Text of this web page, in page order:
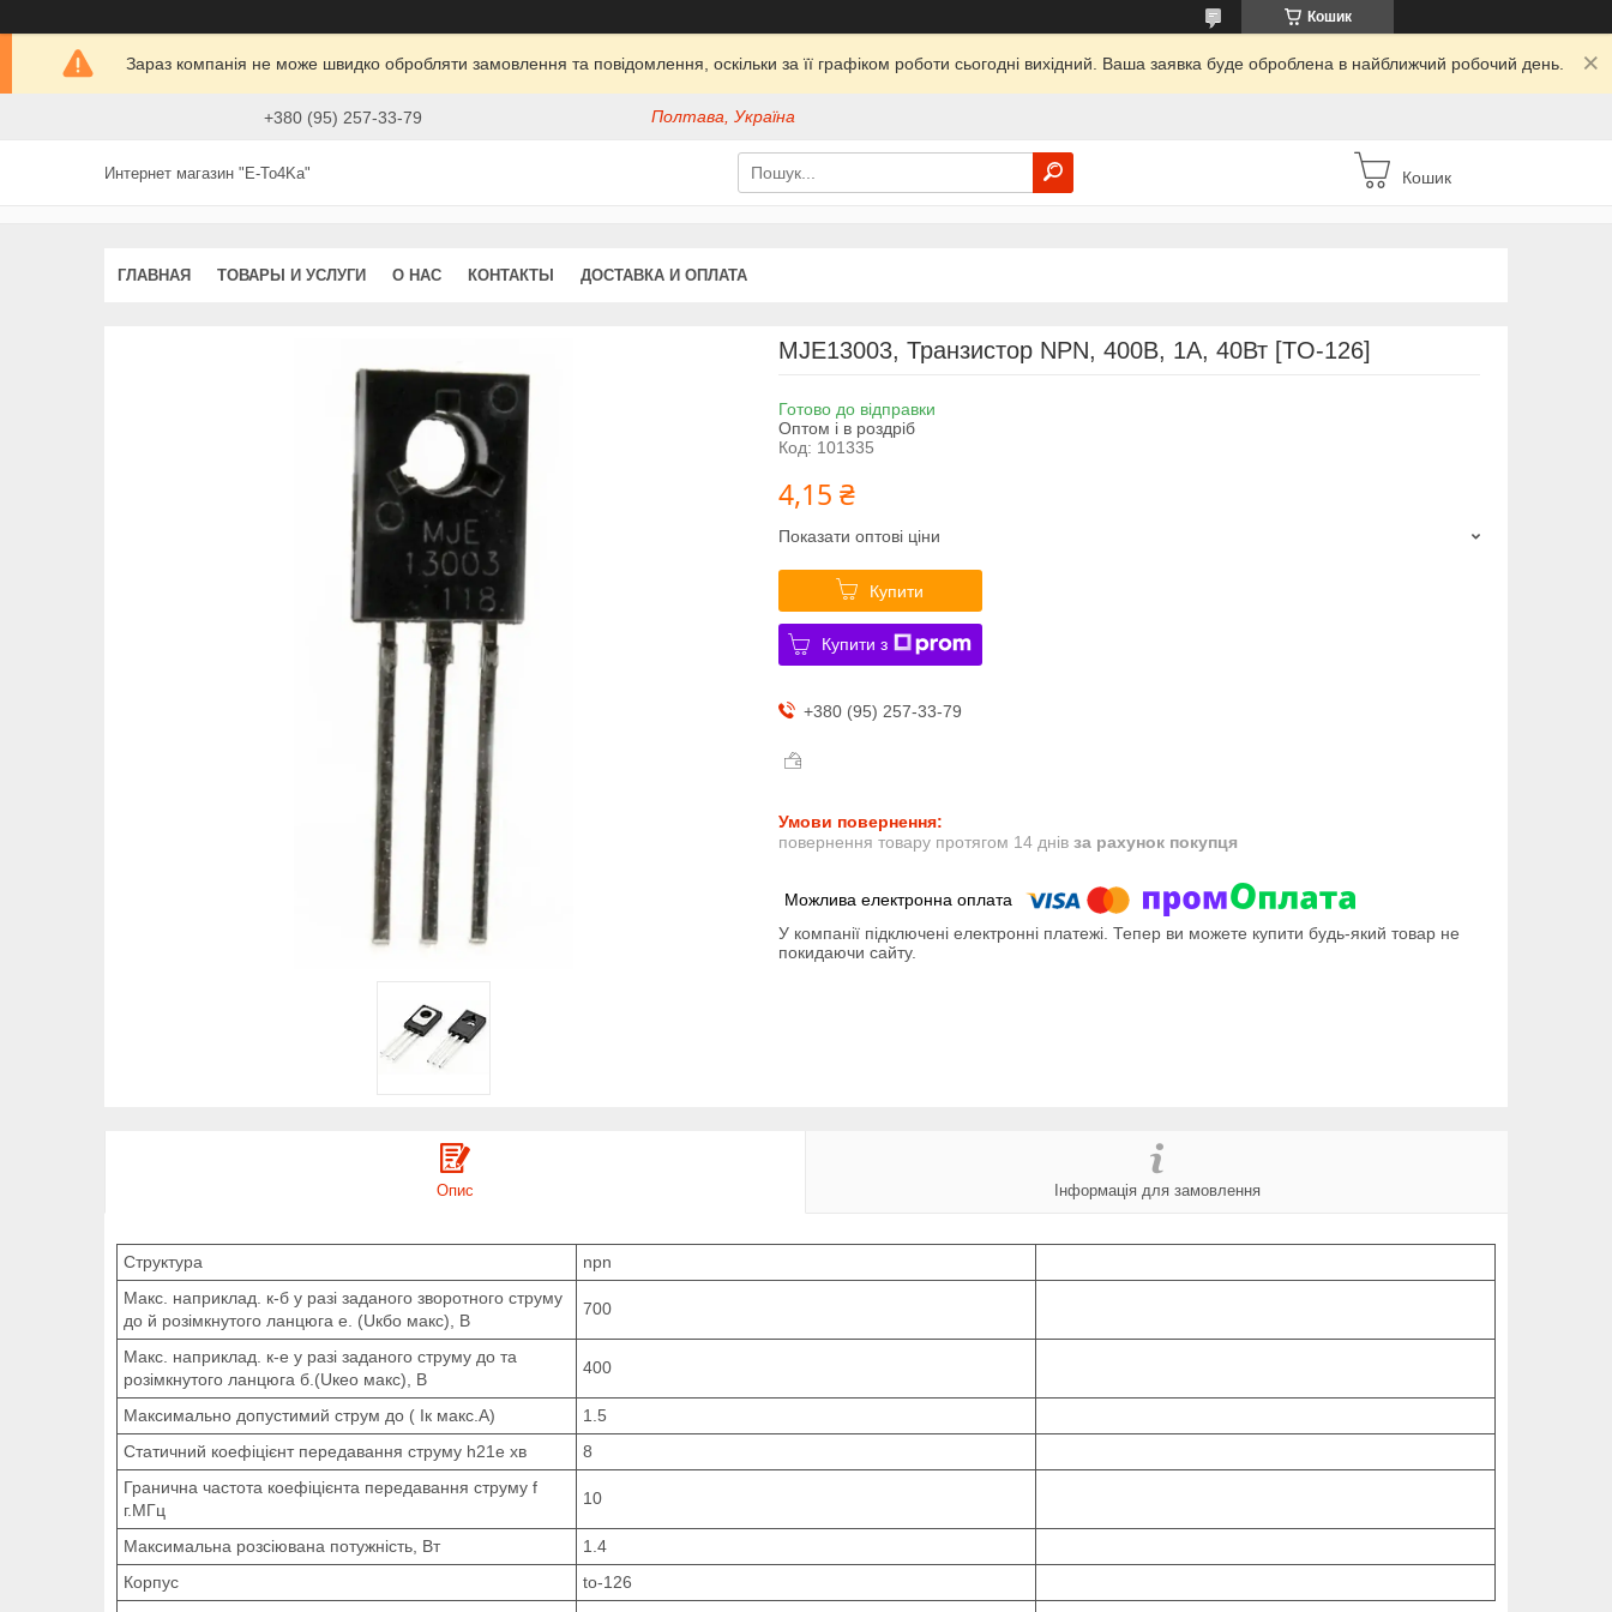
Кошик
Зараз компанія не може швидко обробляти замовлення та повідомлення, оскільки за її графіком роботи сьогодні вихідний. Ваша заявка буде оброблена в найближчий робочий день.
+380 (95) 257-33-79 Полтава, Україна
Интернет магазин "E-To4Ka" Кошик
ГЛАВНАЯ ТОВАРЫ И УСЛУГИ О НАС КОНТАКТЫ ДОСТАВКА И ОПЛАТА
MJE13003, Транзистор NPN, 400В, 1А, 40Вт [TO-126]
Готово до відправки
Оптом і в роздріб
Код: 101335
4,15 ₴
Показати оптові ціни
Купити
Купити з
+380 (95) 257-33-79
повернення товару протягом 14 днів за рахунок покупця
У компанії підключені електронні платежі. Тепер ви можете купити будь-який товар не
покидаючи сайту.
Опис Інформація для замовлення
Структура
npn
Макс. наприклад. к-б у разі заданого зворотного струму
до й розімкнутого ланцюга е. (Uкбо макс), В
700
Макс. наприклад. к-е у разі заданого струму до та
розімкнутого ланцюга б.(Uкео макс), В
400
Максимально допустимий струм до ( Iк макс.А)
1.5
Статичний коефіцієнт передавання струму h21е хв
8
Гранична частота коефіцієнта передавання струму f
г.МГц
10
Максимальна розсіювана потужність, Вт
1.4
Корпус
to-126